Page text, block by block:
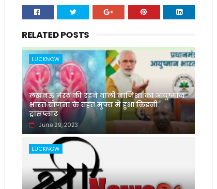
RELATED POSTS
LUCKNOW
लखनऊ मेरठ की रहने वाली नाजिशा का आयुष्मान
भारत योजना के तहत मुफ्त में हुआ किडनी
ट्रांसप्लांट
June 29, 2023
LUCKNOW